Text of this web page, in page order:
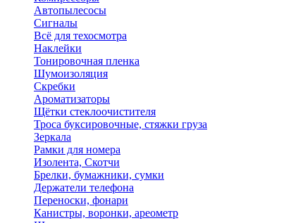
Автопылесосы
Сигналы
Всё для техосмотра
Наклейки
Тонировочная пленка
Шумоизоляция
Скребки
Ароматизаторы
Щётки стеклоочистителя
Троса буксировочные, стяжки груза
Зеркала
Рамки для номера
Изолента, Скотчи
Брелки, бумажники, сумки
Держатели телефона
Переноски, фонари
Канистры, воронки, ареометр